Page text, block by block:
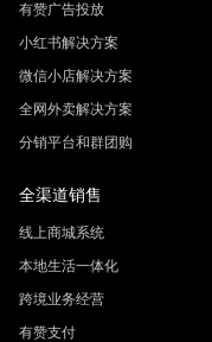
有赞广告投放
小红书解决方案
微信小店解决方案
全网外卖解决方案
分销平台和群团购
全渠道销售
线上商城系统
本地生活一体化
跨境业务经营
有赞支付